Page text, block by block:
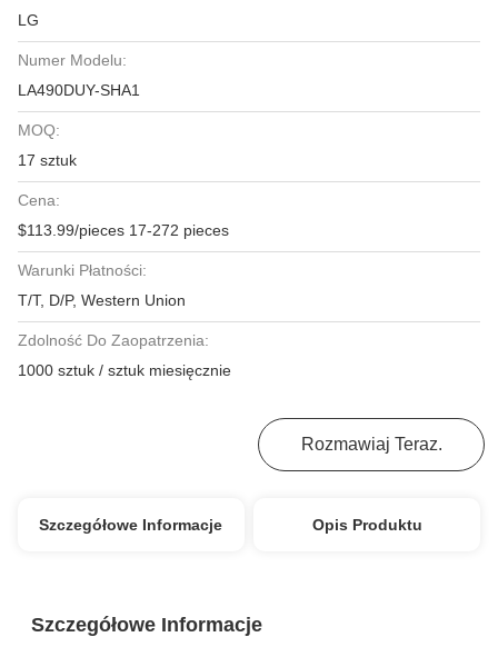
LG
Numer Modelu:
LA490DUY-SHA1
MOQ:
17 sztuk
Cena:
$113.99/pieces 17-272 pieces
Warunki Płatności:
T/T, D/P, Western Union
Zdolność Do Zaopatrzenia:
1000 sztuk / sztuk miesięcznie
Rozmawiaj Teraz.
Szczegółowe Informacje Opis Produktu
Szczegółowe Informacje